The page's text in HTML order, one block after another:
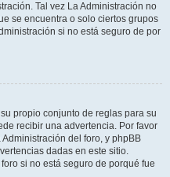
Tal vez La Administración no
se encuentra o solo ciertos grupos
si no está seguro de por
propio conjunto de reglas para su
recibir una advertencia. Por favor
del foro, y phpBB
dadas en este sitio.
si no está seguro de porqué fue